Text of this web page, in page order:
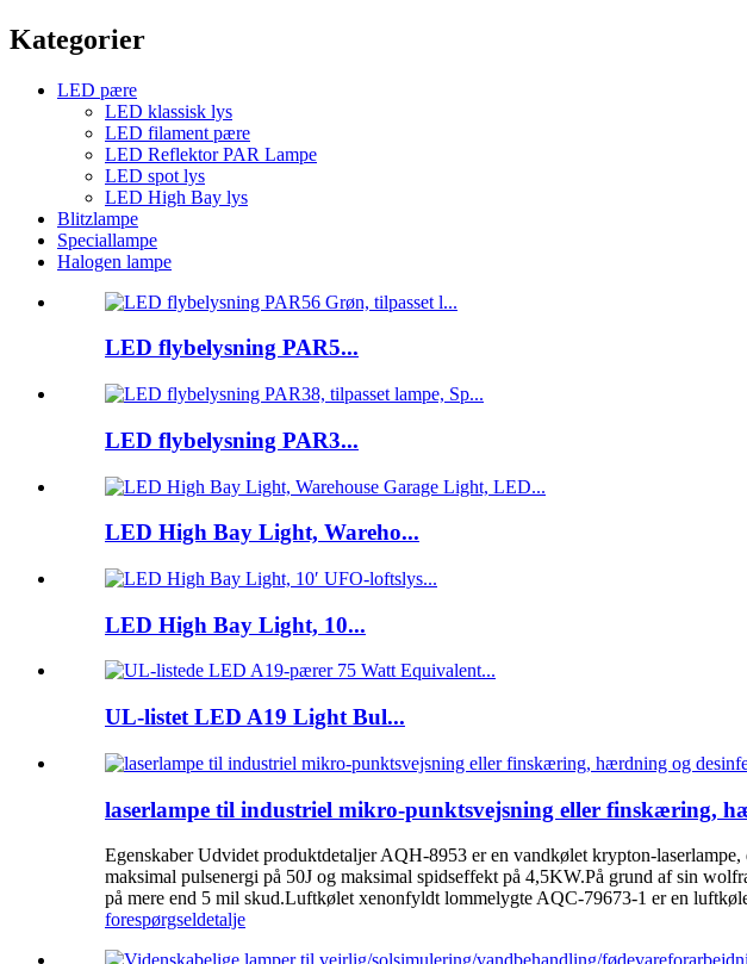
Kategorier
LED pære
LED klassisk lys
LED filament pære
LED Reflektor PAR Lampe
LED spot lys
LED High Bay lys
Blitzlampe
Speciallampe
Halogen lampe
LED flybelysning PAR5...
LED flybelysning PAR3...
LED High Bay Light, Wareho...
LED High Bay Light, 10...
UL-listet LED A19 Light Bul...
laserlampe til industriel mikro-punktsvejsning eller finskæring,
Egenskaber Udvidet produktdetaljer AQH-8953 er en vandkølet krypton-
maksimal pulsenergi på 50J og maksimal spidseffekt på 4,5KW.På grund af sin
på mere end 5 mil skud.Luftkølet xenonfyldt lommelygte AQC-79673-1 er en
forespørgseldetalje